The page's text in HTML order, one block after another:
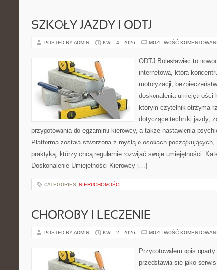
SZKOŁY JAZDY I ODTJ
POSTED BY ADMIN KWI - 4 - 2026 MOŻLIWOŚĆ
ODTJ Bolesławiec to
internetowa, która
motoryzacji,
doskonalenia umiejętności
którym czytelnik otrzyma
dotyczące techniki jazdy,
przygotowania do egzaminu kierowcy, a także nastawienia
Platforma została stworzona z myślą o osobach
praktyką, którzy chcą regularnie rozwijać swoje umiejętności.
Doskonalenie Umiejętności Kierowcy […]
CATEGORIES: NIERUCHOMOŚCI
CHOROBY I LECZENIE
POSTED BY ADMIN KWI - 2 - 2026 MOŻLIWOŚĆ
Przygotowałem opis
przedstawia się jako